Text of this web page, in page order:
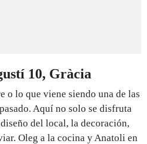
10, Gràcia
o lo que viene siendo una de las
Aquí no solo se disfruta
del local, la decoración,
Oleg a la cocina y Anatoli en